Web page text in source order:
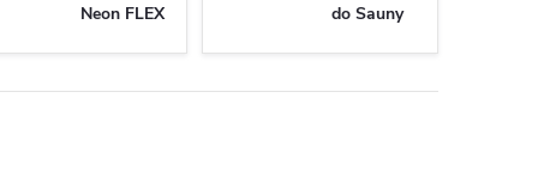
Neon FLEX do Sauny